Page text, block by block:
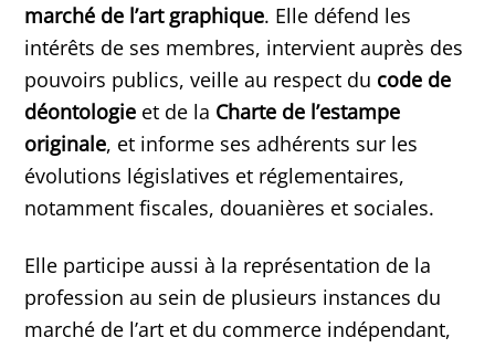
marché de l’art graphique. Elle défend les
intérêts de ses membres, intervient auprès des
pouvoirs publics, veille au respect du code de
déontologie et de la Charte de l’estampe
originale, et informe ses adhérents sur les
évolutions législatives et réglementaires,
notamment fiscales, douanières et sociales.
Elle participe aussi à la représentation de la
profession au sein de plusieurs instances du
marché de l’art et du commerce indépendant,